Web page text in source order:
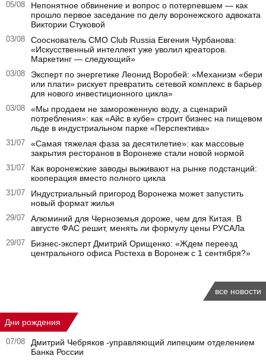
05/08
Непонятное обвинение и вопрос о потерпевшем — как
прошло первое заседание по делу воронежского адвоката
Виктории Стуковой
03/08
Сооснователь CMO Club Russia Евгения Чурбанова:
«Искусственный интеллект уже уволил креаторов.
Маркетинг — следующий»
03/08
Эксперт по энергетике Леонид Воробей: «Механизм «бери
или плати» рискует превратить сетевой комплекс в барьер
для нового инвестиционного цикла»
03/08
«Мы продаем не замороженную воду, а сценарий
потребления»: как «Айс в кубе» строит бизнес на пищевом
льде в индустриальном парке «Перспектива»
31/07
«Самая тяжелая фаза за десятилетие»: как массовые
закрытия ресторанов в Воронеже стали новой нормой
31/07
Как воронежские заводы выживают на рынке подстанций:
кооперация вместо полного цикла
31/07
Индустриальный пригород Воронежа может запустить
новый формат жилья
29/07
Алюминий для Черноземья дороже, чем для Китая. В
августе ФАС решит, менять ли формулу цены РУСАЛа
29/07
Бизнес-эксперт Дмитрий Орищенко: «Ждем переезд
центрального офиса Ростеха в Воронеж с 1 сентября?»
все новости
Дни рождения
07/08
Дмитрий Чебряков -управляющий липецким отделением
Банка России